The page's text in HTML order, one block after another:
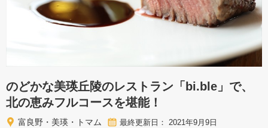
のどかな美瑛丘陵のレストラン「bi.ble」で、
北の恵みフルコースを堪能！
富良野・美瑛・トマム 最終更新日： 2021年9月9日